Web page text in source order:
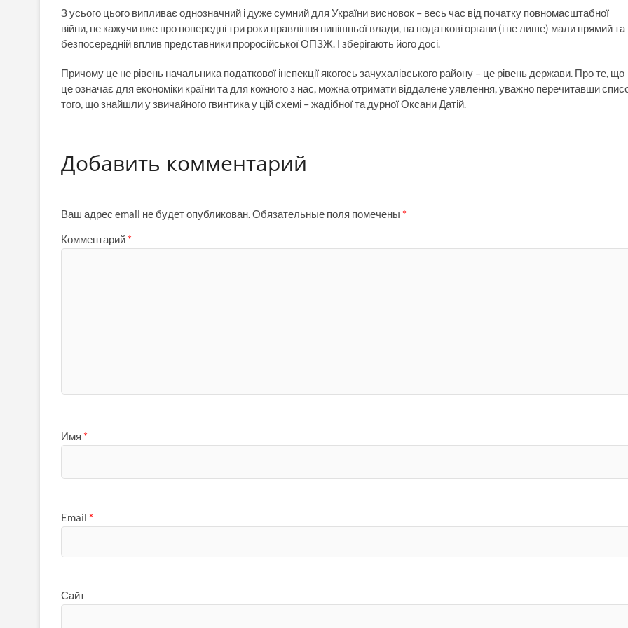
З усього цього випливає однозначний і дуже сумний для України висновок – весь час від початку повномасштабної
війни, не кажучи вже про попередні три роки правління нинішньої влади, на податкові органи (і не лише) мали прямий та
безпосередній вплив представники проросійської ОПЗЖ. І зберігають його досі.
Причому це не рівень начальника податкової інспекції якогось зачухалівського району – це рівень держави. Про те, що
це означає для економіки країни та для кожного з нас, можна отримати віддалене уявлення, уважно перечитавши
того, що знайшли у звичайного гвинтика у цій схемі – жадібної та дурної Оксани Датій.
Добавить комментарий
Ваш адрес email не будет опубликован.Обязательные поля помечены *
Комментарий *
Имя *
Email *
Сайт